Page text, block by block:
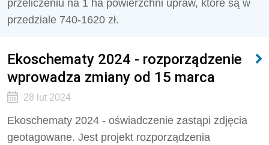
przeliczeniu na 1 ha powierzchni upraw, które są w
przedziale 740-1620 zł.
Ekoschematy 2024 - rozporządzenie
wprowadza zmiany od 15 marca
28 lut 2024
Ekoschematy 2024 - oświadczenie zastąpi zdjęcia
geotagowane. Jest projekt rozporządzenia